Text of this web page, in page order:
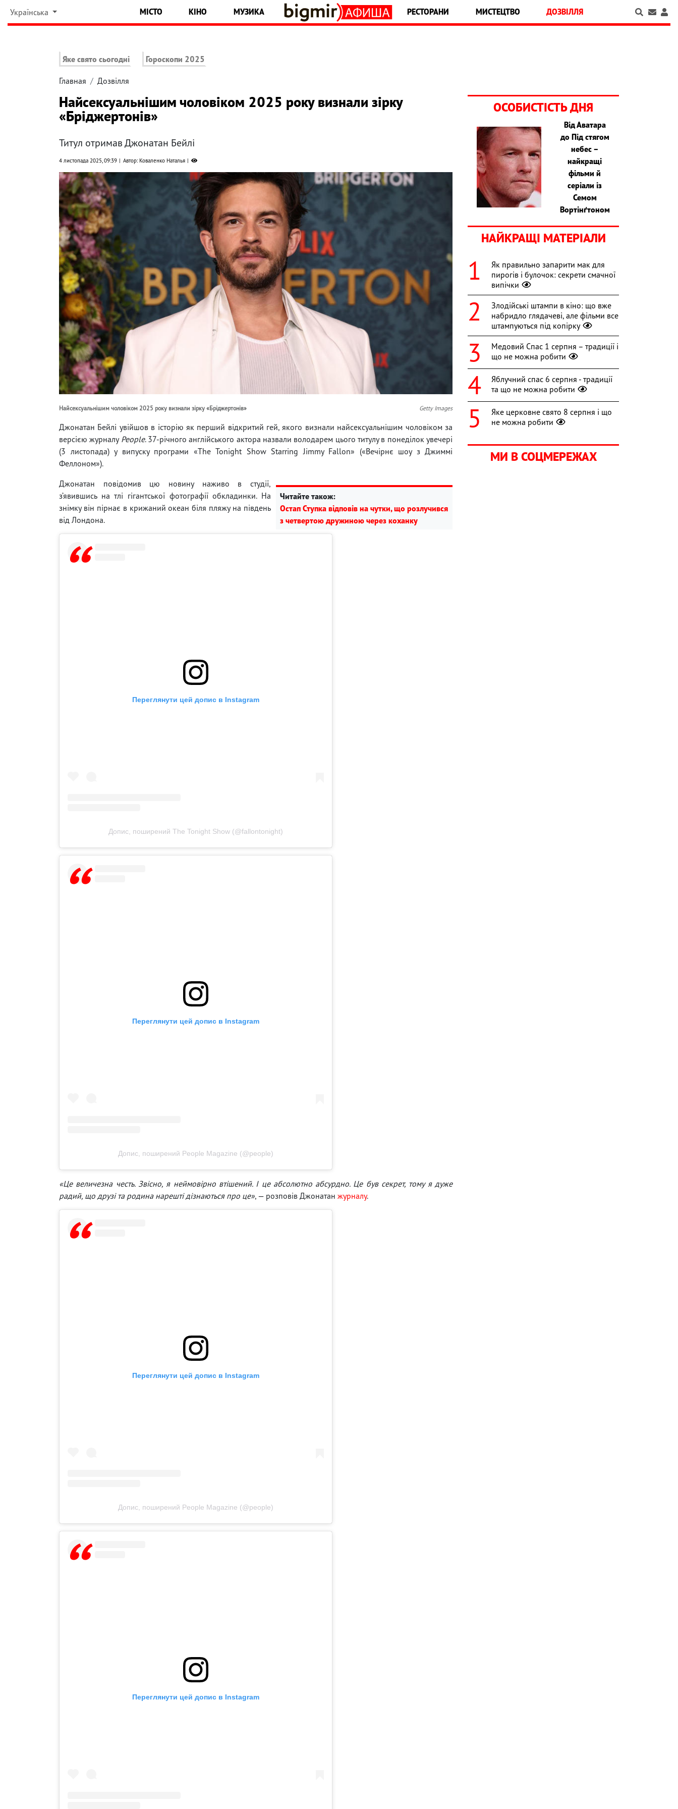
Українська МІСТО КІНО МУЗИКА РЕСТОРАНИ МИСТЕЦТВО ДОЗВІЛЛЯ
Яке свято сьогодні Гороскопи 2025
Главная Дозвілля
Найсексуальнішим чоловіком 2025 року визнали зірку
«Бріджертонів»
Титул отримав Джонатан Бейлі
4 листопада 2025, 09:39 Автор: Коваленко Наталья
Найсексуальнішим чоловіком 2025 року визнали зірку «Бріджертонів» Getty Images
Джонатан Бейлі увійшов в історію як перший відкритий гей, якого визнали найсексуальнішим чоловіком за
версією журналу People. 37-річного англійського актора назвали володарем цього титулу в понеділок увечері
(3 листопада) у випуску програми «The Tonight Show Starring Jimmy Fallon» («Вечірнє шоу з Джиммі
Феллоном»).
Читайте також:
Остап Ступка відповів на чутки, що розлучився
з четвертою дружиною через коханку
Джонатан повідомив цю новину наживо в студії,
з’явившись на тлі гігантської фотографії обкладинки. На
знімку він пірнає в крижаний океан біля пляжу на південь
від Лондона.
Переглянути цей допис в Instagram
Допис, поширений The Tonight Show (@fallontonight)
Переглянути цей допис в Instagram
Допис, поширений People Magazine (@people)
«Це величезна честь. Звісно, я неймовірно втішений. І це абсолютно абсурдно. Це був секрет, тому я дуже
радий, що друзі та родина нарешті дізнаються про це», — розповів Джонатан журналу.
Переглянути цей допис в Instagram
Допис, поширений People Magazine (@people)
Переглянути цей допис в Instagram
ОСОБИСТІСТЬ ДНЯ
Від Аватара
до Під стягом
небес –
найкращі
фільми й
серіали із
Семом
Вортінґтоном
НАЙКРАЩІ МАТЕРІАЛИ
Як правильно запарити мак для
пирогів і булочок: секрети смачної
випічки
Злодійські штампи в кіно: що вже
набридло глядачеві, але фільми все
штампуються під копірку
Медовий Спас 1 серпня – традиції і
що не можна робити
Яблучний спас 6 серпня - традиції
та що не можна робити
Яке церковне свято 8 серпня і що
не можна робити
МИ В СОЦМЕРЕЖАХ